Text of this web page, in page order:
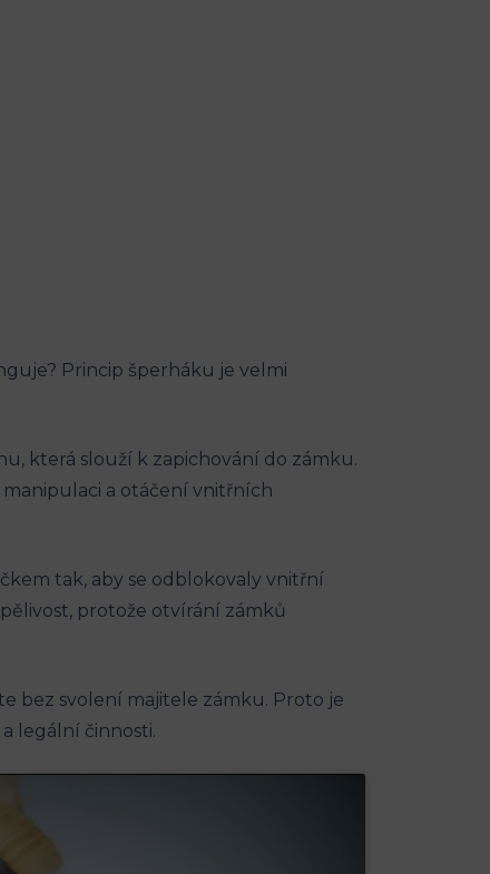
Princip šperháku je velmi
která slouží k zapichování do zámku.
a otáčení vnitřních
tak, aby se odblokovaly vnitřní
protože otvírání zámků
bez svolení majitele zámku. Proto je
legální činnosti.